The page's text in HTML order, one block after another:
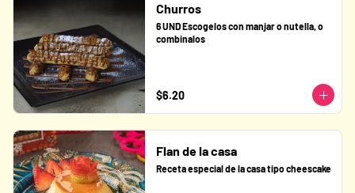
Churros
6 UND Escogelos con manjar o nutella, o
combinalos
$6.20
Flan de la casa
Receta especial de la casa tipo cheescake